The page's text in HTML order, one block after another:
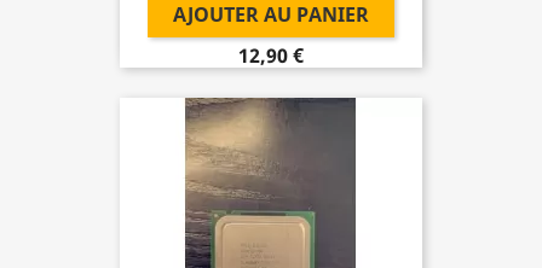
AJOUTER AU PANIER
12,90 €